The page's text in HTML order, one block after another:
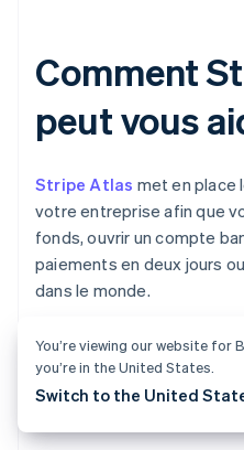
Comment
peut vous
Stripe Atlas met en place
votre entreprise afin que
fonds, ouvrir un compte
paiements en deux jours
dans le monde.
Rejoignez plus de 75 000
Atlas, y compris des
investisseurs de premier
You’re viewing our website for
you’re in the United States.
Switch to the United